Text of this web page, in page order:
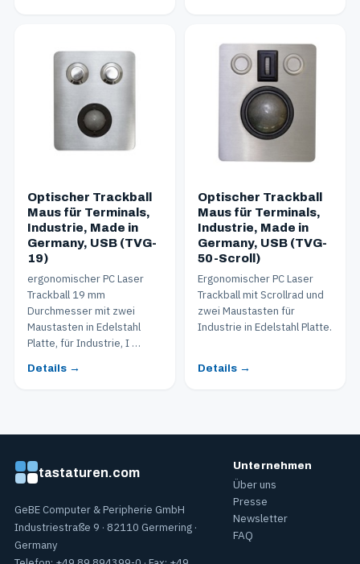
Optischer Trackball
Maus für Terminals,
Industrie, Made in
Germany, USB (TVG-
19)
ergonomischer PC Laser
Trackball 19 mm
Durchmesser mit zwei
Maustasten in Edelstahl
Platte, für Industrie, I …
Details →
Optischer Trackball
Maus für Terminals,
Industrie, Made in
Germany, USB (TVG-
50-Scroll)
Ergonomischer PC Laser
Trackball mit Scrollrad und
zwei Maustasten für
Industrie in Edelstahl Platte.
Details →
tastaturen.com
GeBE Computer & Peripherie GmbH
Industriestraße 9 · 82110 Germering ·
Germany
Unternehmen
Über uns
Presse
Newsletter
FAQ